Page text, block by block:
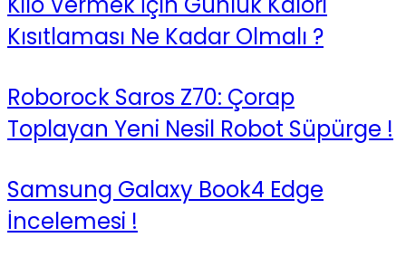
Kısıtlaması Ne Kadar Olmalı ?
Roborock Saros Z70: Çorap
Toplayan Yeni Nesil Robot Süpürge !
Samsung Galaxy Book4 Edge
İncelemesi !